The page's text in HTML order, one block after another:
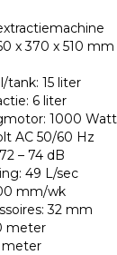
x 370 x 510 mm
tank: 15 liter
6 liter
1000 Watt
AC 50/60 Hz
– 74 dB
49 L/sec
mm/wk
32 mm
meter
meter